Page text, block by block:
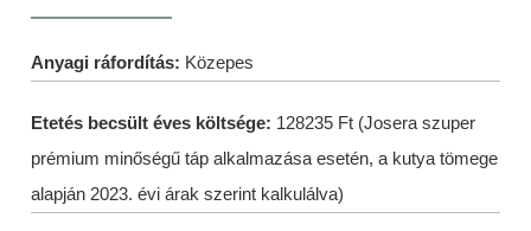
Anyagi ráfordítás: Közepes
Etetés becsült éves költsége: 128235 Ft (Josera szuper
prémium minőségű táp alkalmazása esetén, a kutya tömege
alapján 2023. évi árak szerint kalkulálva)